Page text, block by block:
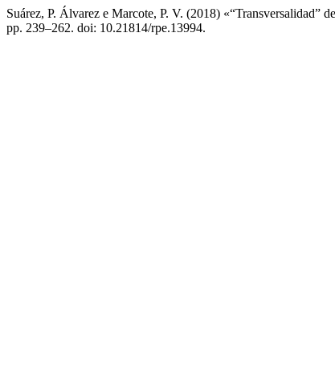
Suárez, P. Álvarez e Marcote, P. V. (2018) «“Transversalidad”
pp. 239–262. doi: 10.21814/rpe.13994.